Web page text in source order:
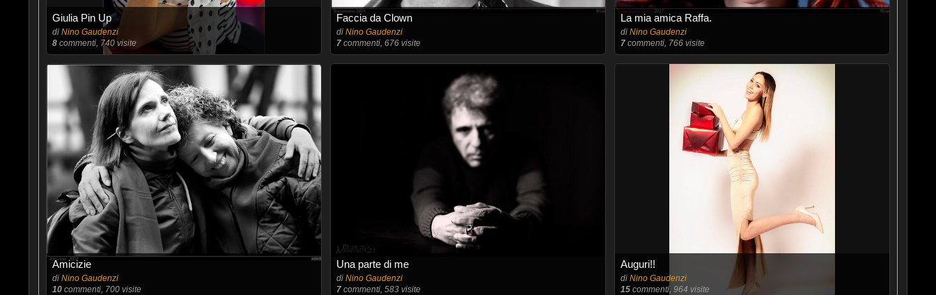
Giulia Pin Up
di Nino Gaudenzi
8commenti, 740 visite
Faccia da Clown
di Nino Gaudenzi
7commenti, 676 visite
La mia amica Raffa.
diNino Gaudenzi
7 commenti, 766 visite
Amicizie
di Nino Gaudenzi
10commenti, 700 visite
Una parte di me
di Nino Gaudenzi
7commenti, 583 visite
Auguri!!
diNino Gaudenzi
15 commenti, 964 visite